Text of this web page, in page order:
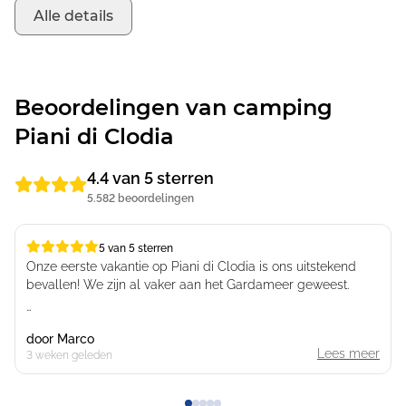
Alle details
Beoordelingen van camping
Piani di Clodia
4.4 van 5 sterren
5.582 beoordelingen
5 van 5 sterren5 van 5 sterren
Onze eerste vakantie op Piani di Clodia is ons uitstekend
bevallen! We zijn al vaker aan het Gardameer geweest.
wat je nodig hebt! Schoon & Netjes is het ook
door Marco
3 weken geleden Lees meer